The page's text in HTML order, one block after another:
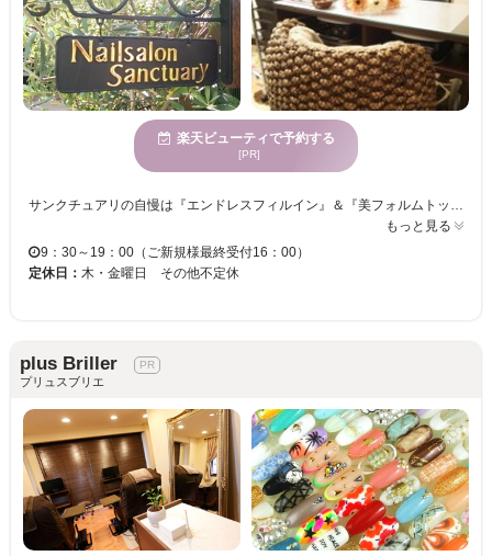
楽天ビューティで予約する
[PR]
サンクチュアリの自慢は『エンドレスフィルイン』＆『美フォルムトップ』そして『育爪(いくそう)』 必要最小限にしか爪を削らない、持ちの良い独自のジェルを使ったエンドレスフィルイン技法でお休み無しでジェルネイルを続けられます。他店で爪が薄くなってお休み中の方、オフが痛くて続けられなかった方が続々駆け込んでこられます。何年でも続けられるジェルネイル、まさにエンドレス！ 思わず「こんなの初めて！」と驚く美しい横顔・美フォルムトップ。 独自技術で美しく艶やかな爪に仕上げます。 美しいジェルネイルが長く続けられることで、自爪も健やかに育ちます。 リピーター様のほとんどが、自爪のピンクの部分が長くなったと実感されています。白い部分を全部切ってもまだ長く感じる、そんな嬉しい悲鳴も聞こえてます。 爪が短くて恥ずかしいとお悩みの方も、一歩勇気を出してサンクチュアリにご相談くださいね 現在好評のため、土日祝日のネット予約を停止しております。空き枠がある場合もございますので、ご希望の方はお電話にてお問合せください。
もっと見る
9：30～19：00（ご新規様最終受付16：00）
定休日： 木・金曜日 その他不定休
plus Briller
プリュスブリエ